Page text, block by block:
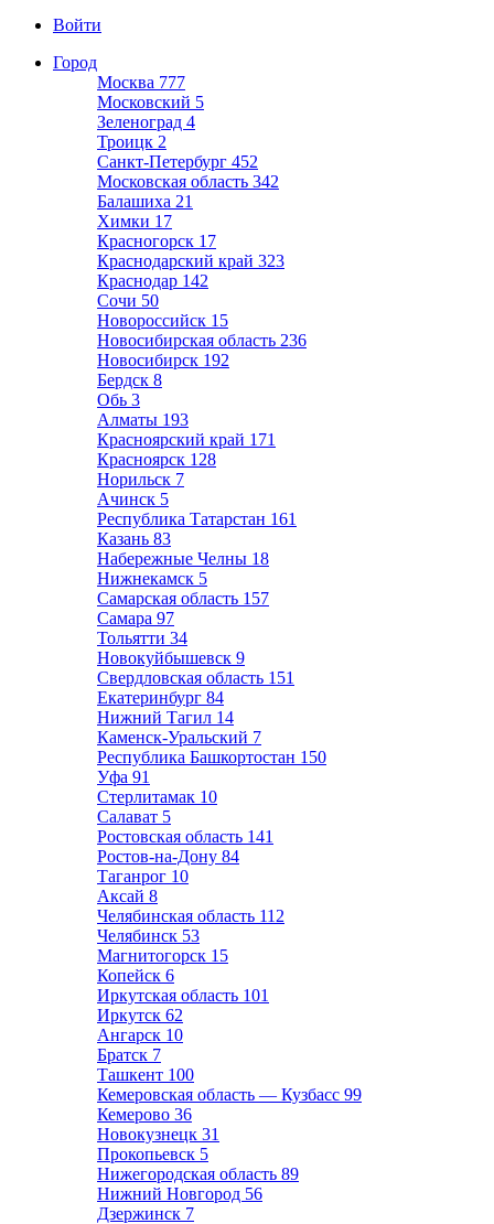
Войти
Город
Москва 777
Московский 5
Зеленоград 4
Троицк 2
Санкт-Петербург 452
Московская область 342
Балашиха 21
Химки 17
Красногорск 17
Краснодарский край 323
Краснодар 142
Сочи 50
Новороссийск 15
Новосибирская область 236
Новосибирск 192
Бердск 8
Обь 3
Алматы 193
Красноярский край 171
Красноярск 128
Норильск 7
Ачинск 5
Республика Татарстан 161
Казань 83
Набережные Челны 18
Нижнекамск 5
Самарская область 157
Самара 97
Тольятти 34
Новокуйбышевск 9
Свердловская область 151
Екатеринбург 84
Нижний Тагил 14
Каменск-Уральский 7
Республика Башкортостан 150
Уфа 91
Стерлитамак 10
Салават 5
Ростовская область 141
Ростов-на-Дону 84
Таганрог 10
Аксай 8
Челябинская область 112
Челябинск 53
Магнитогорск 15
Копейск 6
Иркутская область 101
Иркутск 62
Ангарск 10
Братск 7
Ташкент 100
Кемеровская область — Кузбасс 99
Кемерово 36
Новокузнецк 31
Прокопьевск 5
Нижегородская область 89
Нижний Новгород 56
Дзержинск 7